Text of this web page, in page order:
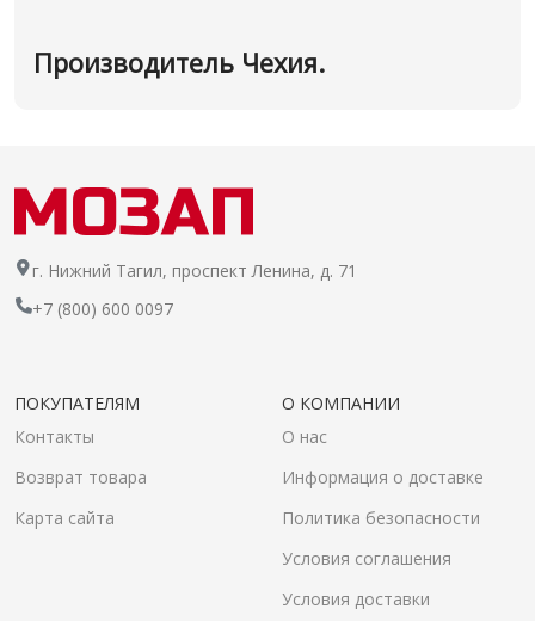
Производитель Чехия.
г. Нижний Тагил, проспект Ленина, д. 71
+7 (800) 600 0097
ПОКУПАТЕЛЯМ
Контакты
Возврат товара
Карта сайта
О КОМПАНИИ
О нас
Информация о доставке
Политика безопасности
Условия соглашения
Условия доставки